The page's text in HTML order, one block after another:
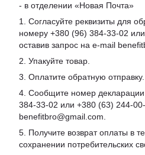
- в отделении «Новая Почта»
1. Согласуйте реквизиты для
номеру +380 (96) 384-33-02
оставив запрос на e-mail
2. Упакуйте товар.
3. Оплатите обратную отправку.
4. Сообщите номер
384-33-02 или +380 (63) 244-
benefitbro@gmail.com.
5. Получите возврат оплаты в
сохранении потребительских